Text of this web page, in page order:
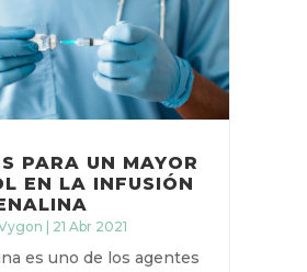
PARA UN MAYOR
EN LA INFUSIÓN
21 Abr 2021
es uno de los agentes